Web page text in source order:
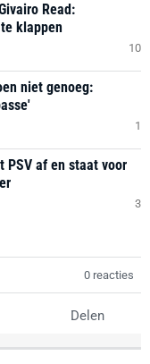
Read:
klappen
10
niet genoeg:
1
PSV af en staat voor
3
0 reacties
Delen